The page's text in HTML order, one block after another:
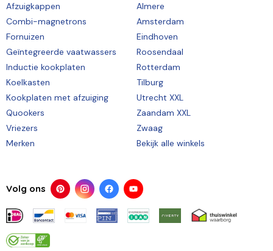
Afzuigkappen
Combi-magnetrons
Fornuizen
Geïntegreerde vaatwassers
Inductie kookplaten
Koelkasten
Kookplaten met afzuiging
Quookers
Vriezers
Merken
Almere
Amsterdam
Eindhoven
Roosendaal
Rotterdam
Tilburg
Utrecht XXL
Zaandam XXL
Zwaag
Bekijk alle winkels
Volg ons